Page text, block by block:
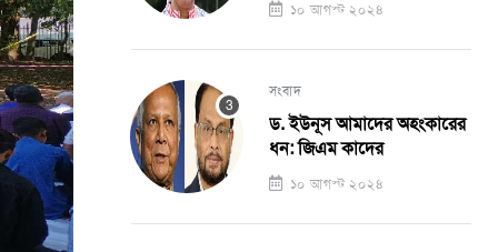
১০ আগস্ট ২০২৪
সংবাদ
ড. ইউনূস আমাদের অহংকারের
ধন: জিএম কাদের
১০ আগস্ট ২০২৪